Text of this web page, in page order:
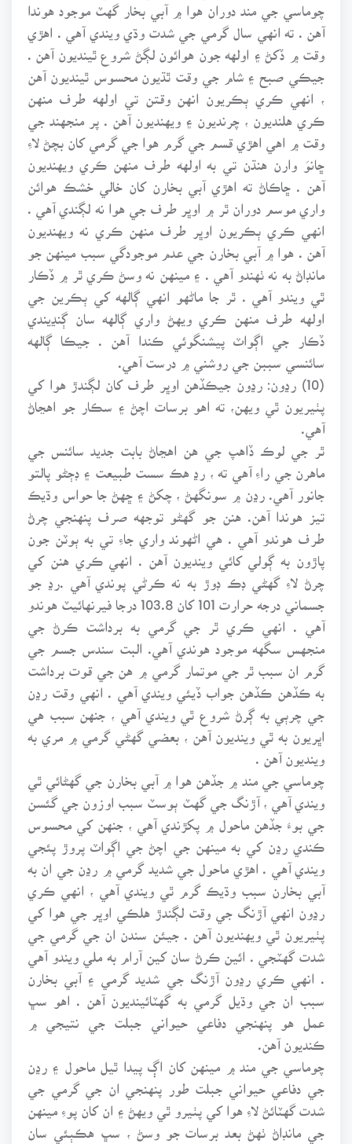
چوماسي جي مند دوران هوا ۾ آبي بخار گهٽ موجود هوندا
آهن . ته انهي سال گرمي جي شدت وڌي ويندي آهي . اهڙي
وقت ۾ ڏکڻ ۽ اولهه جون هوائون لڳڻ شروع ٿينديون آهن .
جيڪي صبح ۽ شام جي وقت ٿڌيون محسوس ٿينديون آهن
، انهي ڪري ٻڪريون انهن وقتن تي اولهه طرف منهن
ڪري هلنديون ، چرنديون ۽ ويهنديون آهن . پر منجهند جي
وقت ۾ اهي اهڙي قسم جي گرم هوا جي گرمي کان بچڻ لاءِ
ڇانوَ وارن هنڌن تي به اولهه طرف منهن ڪري ويهنديون
آهن . ڇاڪاڻ ته اهڙي آبي بخارن کان خالي خشڪ هوائن
واري موسم دوران ٿر ۾ اوڀر طرف جي هوا نه لڳندي آهي .
انهي ڪري ٻڪريون اوڀر طرف منهن ڪري نه ويهنديون
آهن . هوا ۾ آبي بخارن جي عدم موجودگي سبب مينهن جو
مانڊاڻ به نه ٺهندو آهي . ۽ مينهن نه وسڻ ڪري ٿر ۾ ڏڪار
ٿي ويندو آهي . ٿر جا ماڻهو انهي ڳالهه کي ٻڪرين جي
اولهه طرف منهن ڪري ويهڻ واري ڳالهه سان ڳنڍيندي
ڏڪار جي اڳواٽ پيشنگوئي ڪندا آهن . جيڪا ڳالهه
سائنسي سببن جي روشني ۾ درست آهي.
(10) رڍون: رڍون جيڪڏهن اوڀر طرف کان لڳندڙ هوا کي
پٺيريون ٿي ويهن، ته اهو برسات اچڻ ۽ سڪار جو اهڃاڻ
آهي.
ٿر جي لوڪ ڏاهپ جي هن اهڃاڻ بابت جديد سائنس جي
ماهرن جي راءِ آهي ته ، رڍ هڪ سست طبيعت ۽ ڊڄڻو پالتو
جانور آهي. رڍن ۾ سونگهڻ ، چکڻ ۽ ڇهڻ جا حواس وڌيڪ
تيز هوندا آهن. هنن جو گهڻو توجهه صرف پنهنجي چرڻ
طرف هوندو آهي . هي اڻهوند واري جاءِ تي به ٻوٽن جون
پاڙون به ڳولي کائي وينديون آهن . انهي ڪري هنن کي
چرڻ لاءِ گهڻي ڊڪ ڊوڙ به نه ڪرڻي پوندي آهي .رڍ جو
جسماني درجه حرارت 101 کان 103.8 درجا فيرنهائيٽ هوندو
آهي . انهي ڪري ٿر جي گرمي به برداشت ڪرڻ جي
منجهس سگهه موجود هوندي آهي. البت سندس جسم جي
گرم ان سبب ٿر جي موتمار گرمي ۾ هن جي قوت برداشت
به ڪڏهن ڪڏهن جواب ڏيئي ويندي آهي . انهي وقت رڍن
جي چرٻي به ڳرڻ شروع ٿي ويندي آهي ، جنهن سبب هي
اڀريون به ٿي وينديون آهن ، بعضي گهڻي گرمي ۾ مري به
وينديون آهن .
چوماسي جي مند ۾ جڏهن هوا ۾ آبي بخارن جي گهڻائي ٿي
ويندي آهي ، آڙنگ جي گهٽ ٻوسٽ سبب اوزون جي گئسن
جي بوءَ جڏهن ماحول ۾ پکڙندي آهي ، جنهن کي محسوس
ڪندي رڍن کي به مينهن جي اچڻ جي اڳواٽ پروڙ پئجي
ويندي آهي . اهڙي ماحول جي شديد گرمي ۾ رڍن جي ان به
آبي بخارن سبب وڌيڪ گرم ٿي ويندي آهي ، انهي ڪري
رڍون انهي آڙنگ جي وقت لڳندڙ هلڪي اوڀر جي هوا کي
پٺيريون ٿي ويهنديون آهن . جيئن سندن ان جي گرمي جي
شدت گهٽجي . ائين ڪرڻ سان کين آرام به ملي ويندو آهي
. انهي ڪري رڍون آڙنگ جي شديد گرمي ۽ آبي بخارن
سبب ان جي وڌيل گرمي به گهٽائينديون آهن . اهو سڀ
عمل هو پنهنجي دفاعي حيواني جبلت جي نتيجي ۾
ڪنديون آهن.
چوماسي جي مند ۾ مينهن کان اڳ پيدا ٿيل ماحول ۽ رڍن
جي دفاعي حيواني جبلت طور پنهنجي ان جي گرمي جي
شدت گهٽائڻ لاءِ هوا کي پٺيرو ٿي ويهڻ ۽ ان کان پوءِ مينهن
جي مانڊاڻ ٺهڻ بعد برسات جو وسڻ ، سڀ هڪٻئي سان